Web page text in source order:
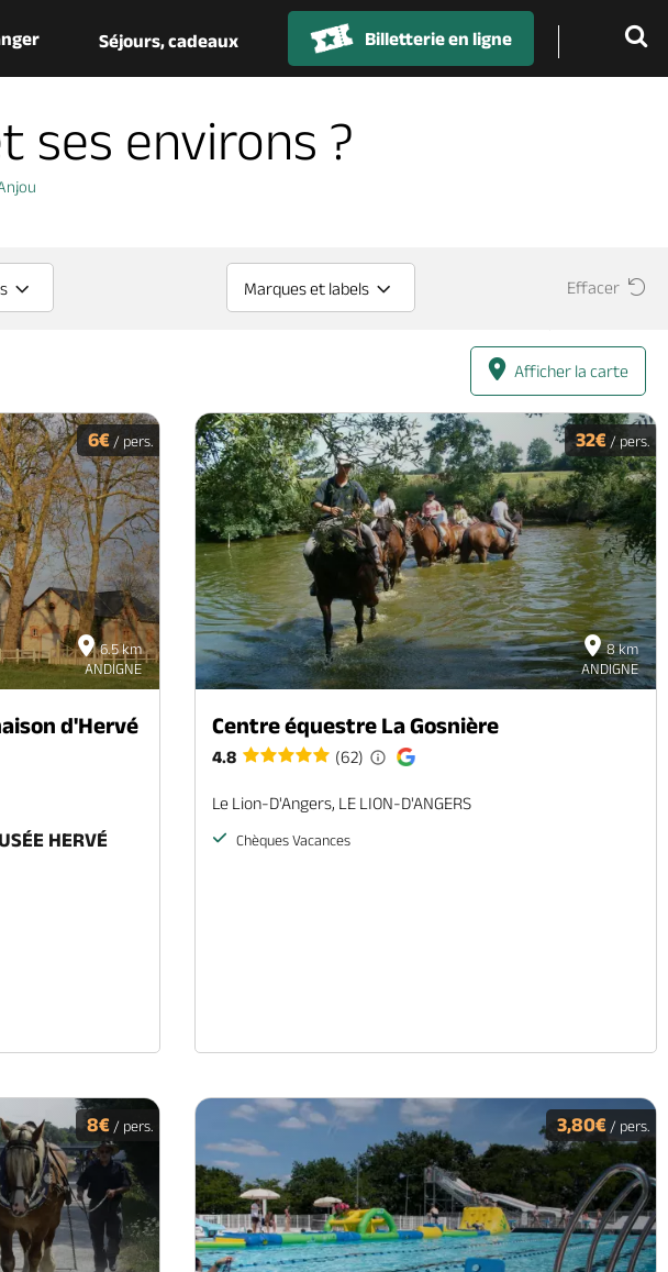
Séjours, cadeaux Billetterie en ligne
ses environs ?
Marques et labels Effacer
Afficher la carte
6.5 km
ANDIGNE
6€ / pers.
d'Hervé
HERVÉ
8 km
ANDIGNE
32€/ pers.
Centre équestre La Gosnière
4.8 (62)
Le Lion-D'Angers, LE LION-D'ANGERS
Chèques Vacances
8€ / pers. 3,80€/ pers.